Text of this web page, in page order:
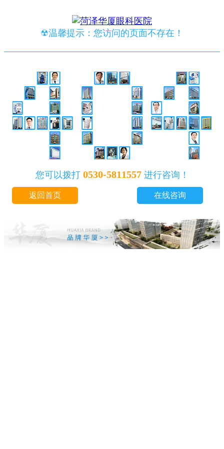
☢温馨提示：您访问的页面不存在！
您可以拨打 0530-5811557进行咨询！
返回首页 在线咨询